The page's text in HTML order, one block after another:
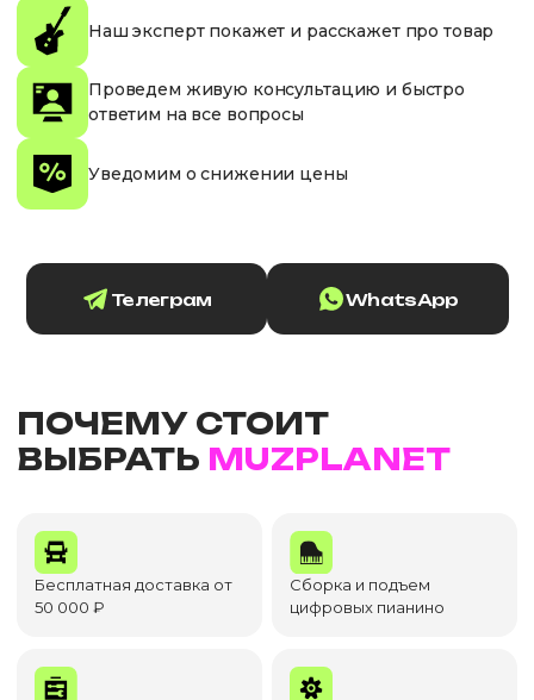
Наш эксперт покажет и расскажет про товар
Проведем живую консультацию и быстро
ответим на все вопросы
Уведомим о снижении цены
Телеграм WhatsApp
ПОЧЕМУ СТОИТ
ВЫБРАТЬ MUZPLANET
Бесплатная доставка от
50 000 ₽
Сборка и подъем
цифровых пианино